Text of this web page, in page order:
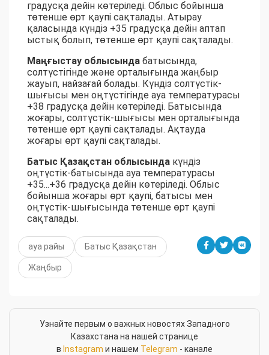
градусқа дейін көтеріледі. Облыс бойынша
төтенше өрт қаупі сақталады. Атырау
қаласында күндіз +35 градусқа дейін аптап
ыстық болып, төтенше өрт қаупі сақталады.
Маңғыстау облысында батысында,
солтүстігінде және орталығында жаңбыр
жауып, найзағай болады. Күндіз солтүстік-
шығысы мен оңтүстігінде ауа температурасы
+38 градусқа дейін көтеріледі. Батысында
жоғары, солтүстік-шығысы мен орталығында
төтенше өрт қаупі сақталады. Ақтауда
жоғары өрт қаупі сақталады.
Батыс Қазақстан облысында күндіз
оңтүстік-батысында ауа температурасы
+35...+36 градусқа дейін көтеріледі. Облыс
бойынша жоғары өрт қаупі, батысы мен
оңтүстік-шығысында төтенше өрт қаупі
сақталады.
ауа райы Батыс Қазақстан
Жаңбыр
Узнайте первым о важных новостях Западного
Казахстана на нашей странице
в Instagram и нашем Telegram - канале